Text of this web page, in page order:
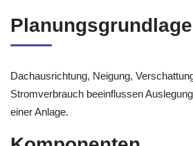
Dachausrichtung, Neigung,
Stromverbrauch beeinflussen
einer Anlage.